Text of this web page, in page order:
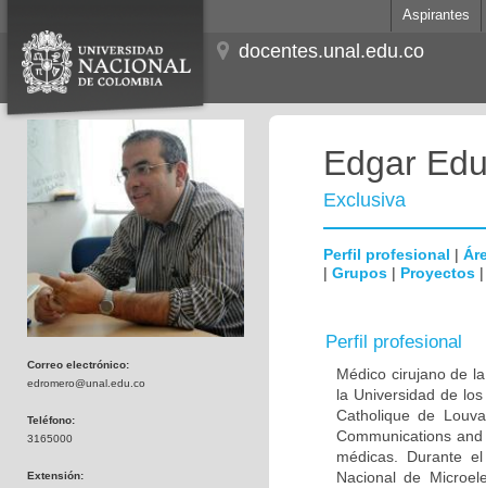
Aspirantes
docentes.unal.edu.co
Correo electrónico:
edromero@unal.edu.co
Teléfono:
3165000
Extensión:
Edgar
Exclusiva
Perfil profesional |
| Grupos | Proyectos
Perfil profesional
Médico cirujano de
la Universidad de
Catholique de
Communications
médicas. Durante
Nacional de